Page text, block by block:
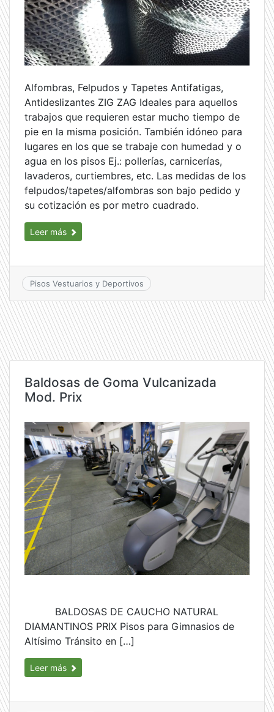
Alfombras, Felpudos y Tapetes Antifatigas,
Antideslizantes ZIG ZAG Ideales para aquellos
trabajos que requieren estar mucho tiempo de
pie en la misma posición. También idóneo para
lugares en los que se trabaje con humedad y o
agua en los pisos Ej.: pollerías, carnicerías,
lavaderos, curtiembres, etc. Las medidas de los
felpudos/tapetes/alfombras son bajo pedido y
su cotización es por metro cuadrado.
Leer más
Pisos Vestuarios y Deportivos
Baldosas de Goma Vulcanizada
Mod. Prix
BALDOSAS DE CAUCHO NATURAL
DIAMANTINOS PRIX Pisos para Gimnasios de
Altísimo Tránsito en […]
Leer más